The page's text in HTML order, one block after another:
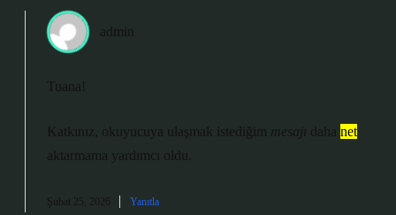
admin
Tuana!
Katkınız, okuyucuya ulaşmak istediğim mesajı daha net
aktarmama yardımcı oldu.
Şubat 25, 2026 Yanıtla